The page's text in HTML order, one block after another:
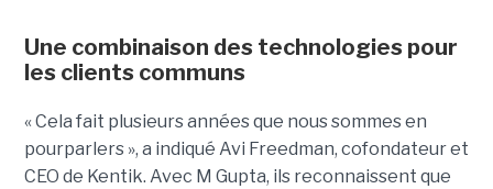
Une combinaison des technologies pour
les clients communs
« Cela fait plusieurs années que nous sommes en
pourparlers », a indiqué Avi Freedman, cofondateur et
CEO de Kentik. Avec M Gupta, ils reconnaissent que